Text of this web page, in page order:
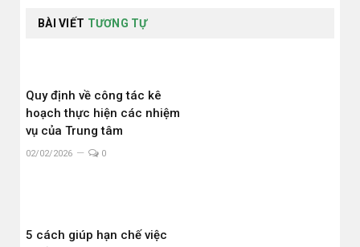
BÀI VIẾT TƯƠNG TỰ
Quy định về công tác kê
hoạch thực hiện các nhiệm
vụ của Trung tâm
02/02/2026 0
5 cách giúp hạn chế việc